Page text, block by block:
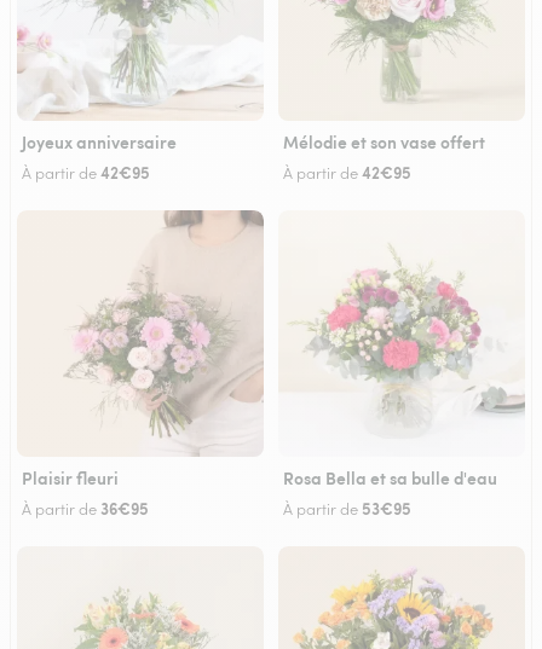
Joyeux anniversaire
À partir de42€95
Mélodie et son vase offert
À partir de42€95
Plaisir fleuri
À partir de 36€95
Rosa Bella et sa bulle d'eau
À partir de 53€95